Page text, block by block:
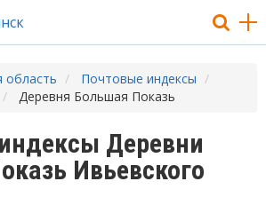
область
Почтовые индексы
Деревня Большая Показь
Деревни
Ивьевского